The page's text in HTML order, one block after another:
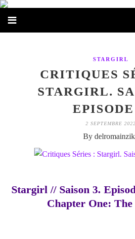
STARGIRL
CRITIQUES
STARGIRL.
2 SEPTEMBRE 2022
By
Stargirl // Saison 3.
Chapter One: